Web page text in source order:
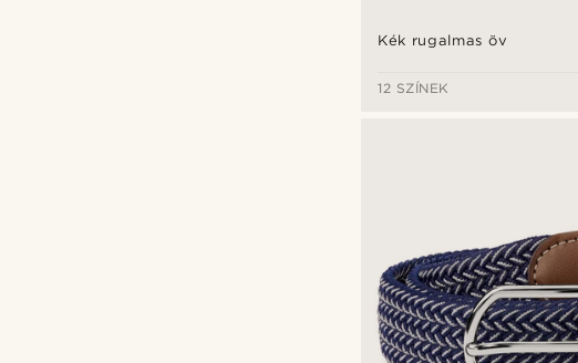
Kék rugalmas öv
12 SZÍNEK